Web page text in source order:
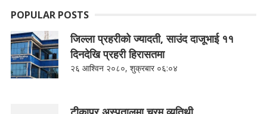
POPULAR POSTS
जिल्ला प्रहरीको ज्यादती, साउंद दाजूभाई ११
दिनदेखि प्रहरी हिरासतमा
२६ आश्विन २०८०, शुक्रबार ०६:०४